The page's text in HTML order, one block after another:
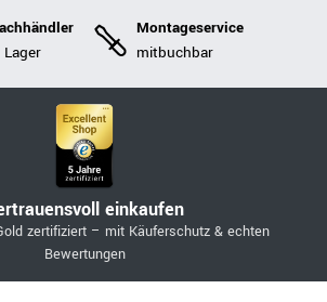
Montageservice
mitbuchbar
einkaufen
zertifiziert – mit Käuferschutz & echten
Bewertungen